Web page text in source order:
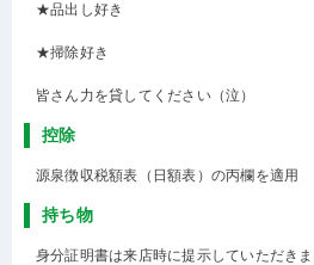
★品出し好き
★掃除好き
皆さん力を貸してください（泣）
控除
源泉徴収税額表（日額表）の丙欄を適用
持ち物
身分証明書は来店時に提示していただき